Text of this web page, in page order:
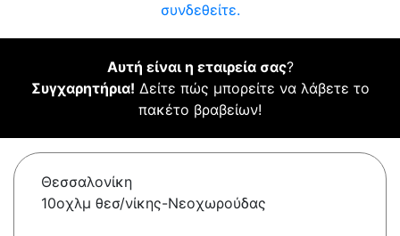
συνδεθείτε.
Αυτή είναι η εταιρεία σας?
Συγχαρητήρια! Δείτε πώς μπορείτε να λάβετε το
πακέτο βραβείων!
Θεσσαλονίκη
10oχλμ θεσ/νίκης-Νεοχωρούδας